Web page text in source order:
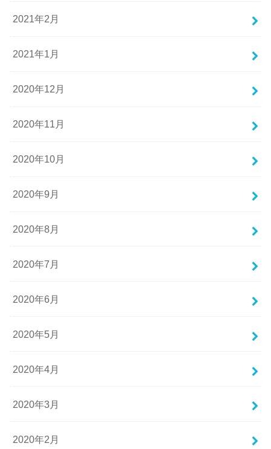
2021年2月
2021年1月
2020年12月
2020年11月
2020年10月
2020年9月
2020年8月
2020年7月
2020年6月
2020年5月
2020年4月
2020年3月
2020年2月